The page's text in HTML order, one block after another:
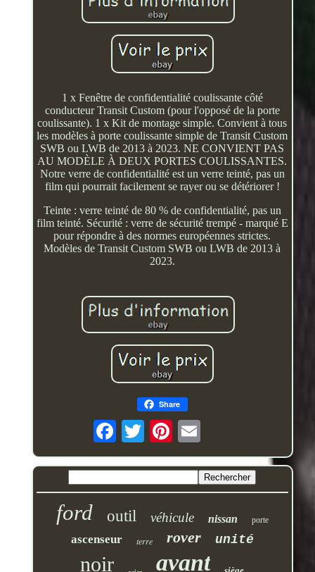
1 x Fenêtre de confidentialité coulissante côté
conducteur Transit Custom (pour l'opposé de la porte
coulissante). 1 x Kit de montage simple. Convient à tous
les modèles à porte coulissante simple de Transit Custom
SWB ou LWB de 2013 à 2023. NE CONVIENT PAS
AU MODÈLE À DEUX PORTES COULISSANTES.
Notre verre de confidentialité est un verre teinté, pas un
film qui pourrait facilement se rayer ou se détériorer !
Teinte : verre teinté de 80 % de confidentialité, pas un
film teinté. Sécurité : verre de sécurité trempé - marqué E
pour répondre à des normes européennes strictes.
Modèles de Transit Custom SWB ou LWB de 2013 à
2023.
Share
ford outil véhicule nissan porte
ascenseur terre rover unité
noir avant